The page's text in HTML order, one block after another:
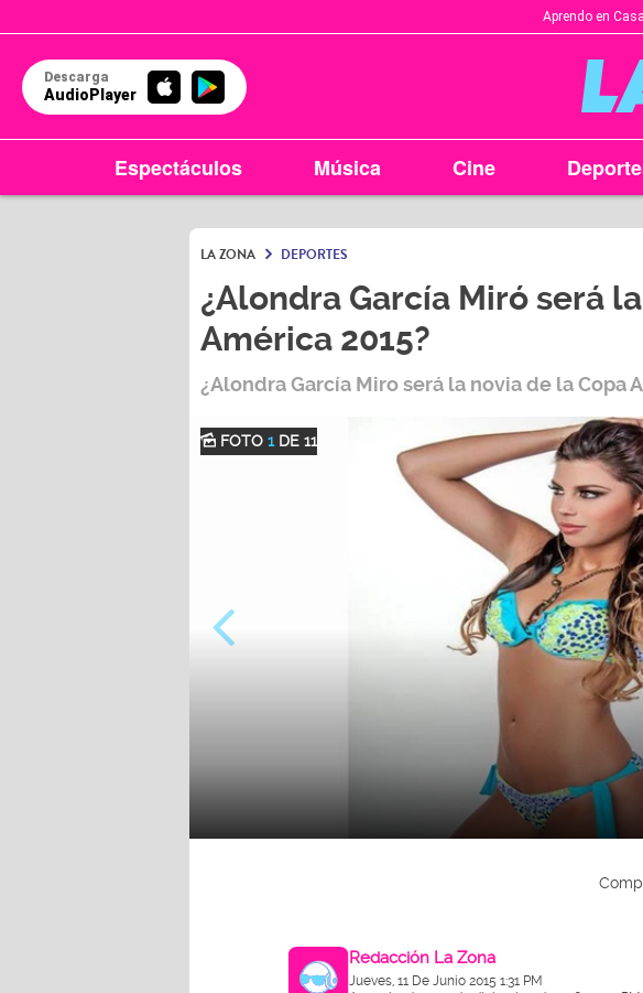
Aprendo en Casa
Descarga
AudioPlayer
Espectáculos Música Cine
LA ZONA DEPORTES
¿Alondra García Miró será
América 2015?
¿Alondra García Miro será la novia de la Copa
FOTO 1DE 11
Redacción La Zona
Jueves, 11 De Junio 2015 1:31 PM